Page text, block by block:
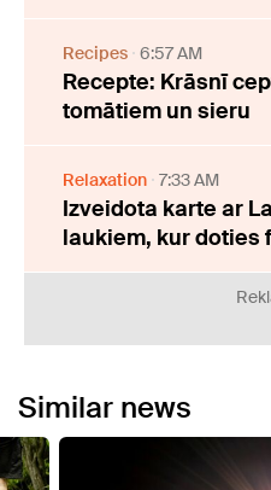
Recipes 6:57 AM
Recepte: Krāsnī
tomātiem un sieru
Relaxation 7:33 AM
Izveidota karte ar
laukiem, kur doties
Similar news